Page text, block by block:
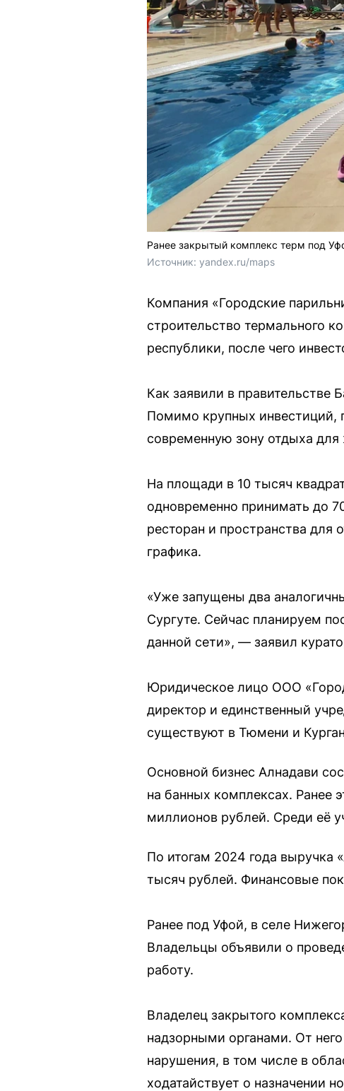
Ранее закрытый комплекс терм под
Источник: yandex.ru/maps
Компания «Городские
строительство термального
республики, после чего
Как заявили в правительстве
Помимо крупных инвестиций,
современную зону отдыха для
На площади в 10 тысяч
одновременно принимать до
ресторан и пространства для
графика.
«Уже запущены два
Сургуте. Сейчас планируем
данной сети», — заявил
Юридическое лицо ООО
директор и единственный
существуют в Тюмени и
Основной бизнес Алнадави
на банных комплексах. Ранее
миллионов рублей. Среди её
По итогам 2024 года выручка
тысяч рублей. Финансовые
Ранее под Уфой, в селе
Владельцы объявили о
работу.
Владелец закрытого
надзорными органами. От
нарушения, в том числе в
ходатайствует о назначении